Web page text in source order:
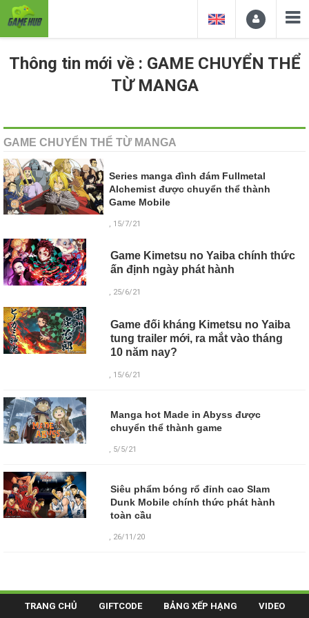
Thông tin mới về : GAME CHUYỂN THỂ
TỪ MANGA
GAME CHUYỂN THỂ TỪ MANGA
Series manga đình đám Fullmetal
Alchemist được chuyển thể thành
Game Mobile
, 15/7/21
Game Kimetsu no Yaiba chính thức
ấn định ngày phát hành
, 25/6/21
Game đối kháng Kimetsu no Yaiba
tung trailer mới, ra mắt vào tháng
10 năm nay?
, 15/6/21
Manga hot Made in Abyss được
chuyển thể thành game
, 5/5/21
Siêu phẩm bóng rổ đỉnh cao Slam
Dunk Mobile chính thức phát hành
toàn cầu
, 26/11/20
TRANG CHỦ GIFTCODE BẢNG XẾP HẠNG VIDEO